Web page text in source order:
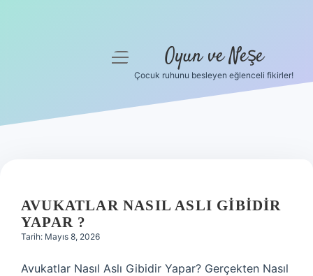
Hakkımızda
menüyü
Oyun ve Neşe
Çocuk ruhunu besleyen eğlenceli fikirler!
AVUKATLAR NASIL ASLI GIBIDIR
YAPAR ?
Tarih: Mayıs 8, 2026
Avukatlar Nasıl Aslı Gibidir Yapar? Gerçekten Nasıl